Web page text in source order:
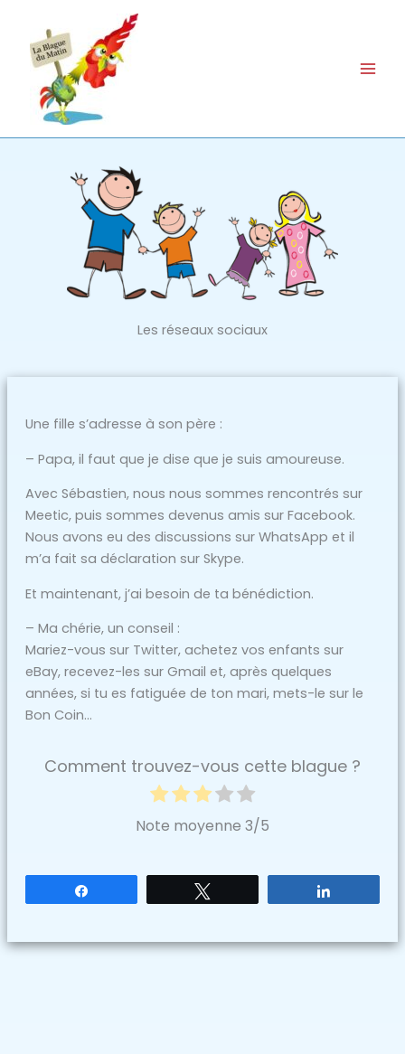
contenu
Les réseaux sociaux
Une fille s’adresse à son père :
– Papa, il faut que je dise que je suis amoureuse.
Avec Sébastien, nous nous sommes rencontrés sur
Meetic, puis sommes devenus amis sur Facebook.
Nous avons eu des discussions sur WhatsApp et il
m’a fait sa déclaration sur Skype.
Et maintenant, j’ai besoin de ta bénédiction.
– Ma chérie, un conseil :
Mariez-vous sur Twitter, achetez vos enfants sur
eBay, recevez-les sur Gmail et, après quelques
années, si tu es fatiguée de ton mari, mets-le sur le
Bon Coin…
Comment trouvez-vous cette blague ?
Note moyenne 3/5